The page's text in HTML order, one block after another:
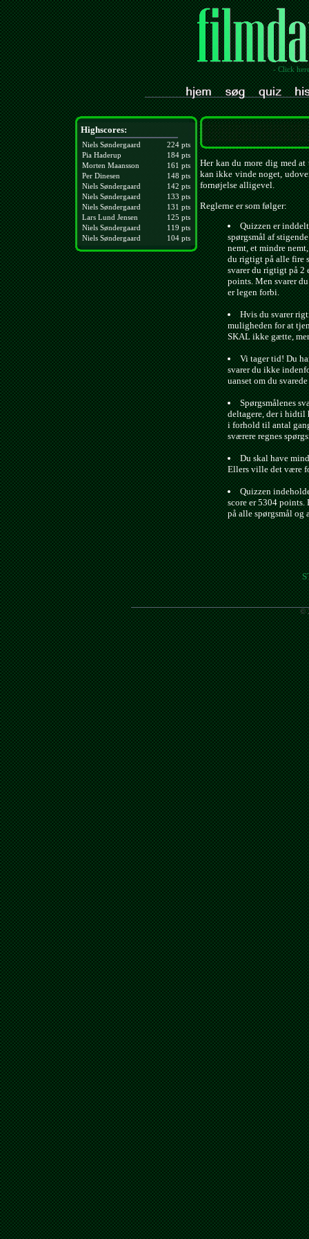
- Click
Highscores:
Niels Søndergaard
224 pts
Pia Haderup
184 pts
Morten Maansson
161 pts
Per Dinesen
148 pts
Niels Søndergaard
142 pts
Niels Søndergaard
133 pts
Niels Søndergaard
131 pts
Lars Lund Jensen
125 pts
Niels Søndergaard
119 pts
Niels Søndergaard
104 pts
Her kan du more dig med
kan ikke vinde noget,
fornøjelse alligevel.
Reglerne er som følger:
Quizzen er
spørgsmål af
nemt, et mindre
du rigtigt på alle fire
svarer du rigtigt på 2
points. Men svarer
er legen forbi.
Hvis du svarer
muligheden for at
SKAL ikke gætte,
Vi tager tid! Du
svarer du ikke
uanset om du
Spørgsmålenes
deltagere, der i hidtil
i forhold til antal
sværere regnes
Du skal have
Ellers ville det være
Quizzen
score er 5304 points.
på alle spørgsmål og
©